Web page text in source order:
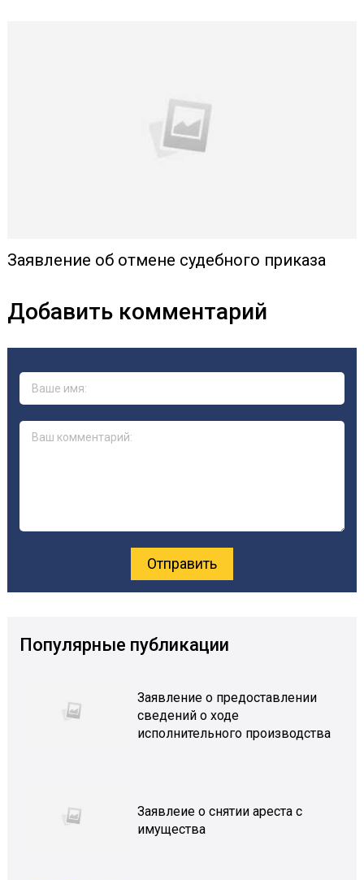
Заявление об отмене судебного приказа
Добавить комментарий
Популярные публикации
Заявление о предоставлении
сведений о ходе
исполнительного производства
Заявлеие о снятии ареста с
имущества